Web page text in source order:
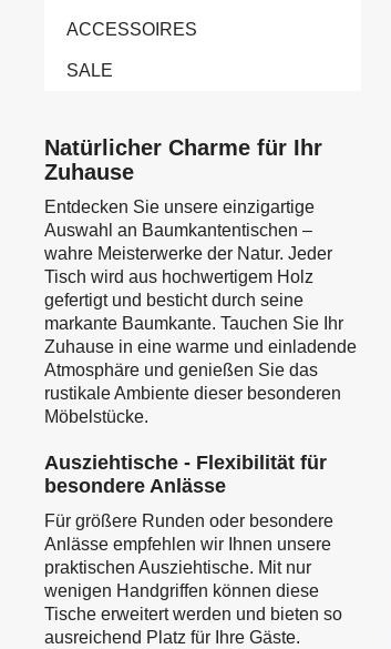
ACCESSOIRES
SALE
Natürlicher Charme für Ihr
Zuhause
Entdecken Sie unsere einzigartige
Auswahl an Baumkantentischen –
wahre Meisterwerke der Natur. Jeder
Tisch wird aus hochwertigem Holz
gefertigt und besticht durch seine
markante Baumkante. Tauchen Sie Ihr
Zuhause in eine warme und einladende
Atmosphäre und genießen Sie das
rustikale Ambiente dieser besonderen
Möbelstücke.
Ausziehtische - Flexibilität für
besondere Anlässe
Für größere Runden oder besondere
Anlässe empfehlen wir Ihnen unsere
praktischen Ausziehtische. Mit nur
wenigen Handgriffen können diese
Tische erweitert werden und bieten so
ausreichend Platz für Ihre Gäste.